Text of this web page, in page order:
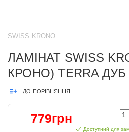
SWISS KRONO
ЛАМІНАТ SWISS
КРОНО) TERRA
ДО ПОРІВНЯННЯ
779грн
Доступний для